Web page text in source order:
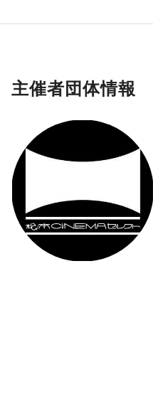
主催者団体情報